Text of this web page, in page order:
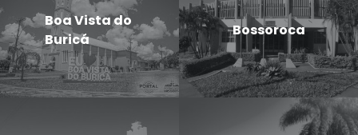
Boa Vista do
Buricá
Bossoroca